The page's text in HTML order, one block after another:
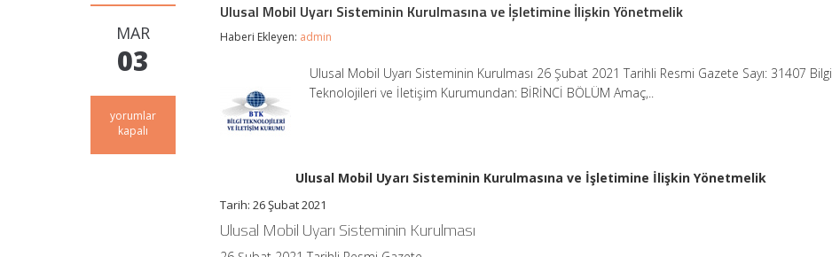
MAR
03
Ulusal
Mobil
yorumlar
kapalı
Ulusal Mobil Uyarı Sisteminin Kurulmasına ve İşletimine İlişkin Yönetmelik
Haberi Ekleyen: admin
Ulusal Mobil Uyarı Sisteminin Kurulması 26 Şubat 2021 Tarihli Resmi Gazete Sayı: 31407 Bilgi
Teknolojileri ve İletişim Kurumundan: BİRİNCİ BÖLÜM Amaç,..
Ulusal Mobil Uyarı Sisteminin Kurulmasına ve İşletimine İlişkin Yönetmelik
Tarih: 26 Şubat 2021
Ulusal Mobil Uyarı Sisteminin Kurulması